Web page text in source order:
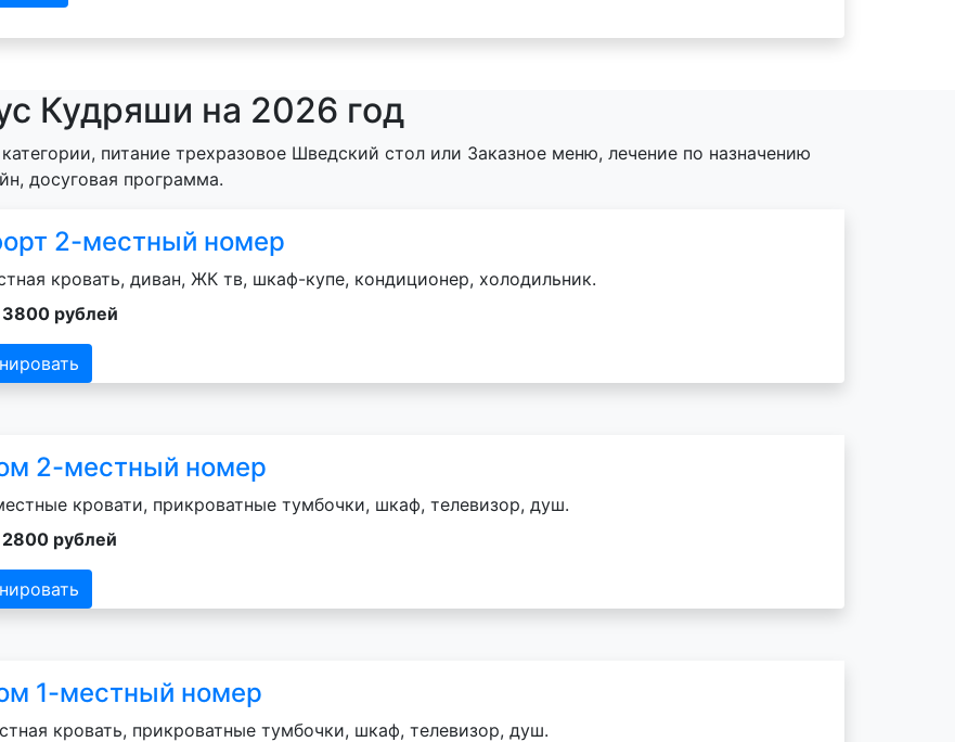
Кудряши на 2026 год
питание трехразовое Шведский стол или Заказное меню, лечение по назначению
досуговая программа.
2-местный номер
кровать, диван, ЖК тв, шкаф-купе, кондиционер, холодильник.
3800 рублей
2-местный номер
кровати, прикроватные тумбочки, шкаф, телевизор, душ.
2800 рублей
1-местный номер
кровать, прикроватные тумбочки, шкаф, телевизор, душ.